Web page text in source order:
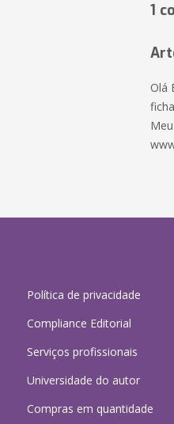
1
Olá
Política de privacidade
Compliance Editorial
Serviços profissionais
Universidade do autor
Compras em quantidade